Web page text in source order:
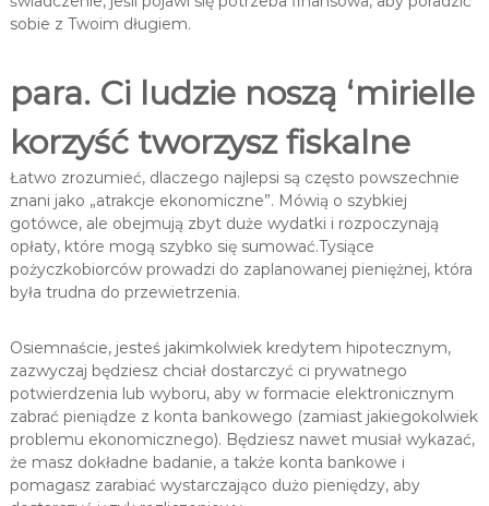
sobie z Twoim długiem.
para. Ci ludzie noszą ‘mirielle
korzyść tworzysz fiskalne
Łatwo zrozumieć, dlaczego najlepsi są często powszechnie
znani jako „atrakcje ekonomiczne”. Mówią o szybkiej
gotówce, ale obejmują zbyt duże wydatki i rozpoczynają
opłaty, które mogą szybko się sumować.Tysiące
pożyczkobiorców prowadzi do zaplanowanej pieniężnej, która
była trudna do przewietrzenia.
Osiemnaście, jesteś jakimkolwiek kredytem hipotecznym,
zazwyczaj będziesz chciał dostarczyć ci prywatnego
potwierdzenia lub wyboru, aby w formacie elektronicznym
zabrać pieniądze z konta bankowego (zamiast jakiegokolwiek
problemu ekonomicznego). Będziesz nawet musiał wykazać,
że masz dokładne badanie, a także konta bankowe i
pomagasz zarabiać wystarczająco dużo pieniędzy, aby